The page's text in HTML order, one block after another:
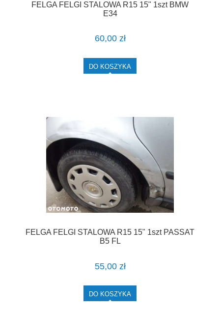
FELGA FELGI STALOWA R15 15" 1szt BMW
E34
60,00 zł
DO KOSZYKA
FELGA FELGI STALOWA R15 15" 1szt PASSAT
B5 FL
55,00 zł
DO KOSZYKA